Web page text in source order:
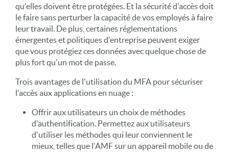
qu'elles doivent être protégées. Et la sécurité d'accès doit
le faire sans perturber la capacité de vos employés à faire
leur travail. De plus, certaines réglementations
émergentes et politiques d'entreprise peuvent exiger
que vous protégiez ces données avec quelque chose de
plus fort qu'un mot de passe.
Trois avantages de l'utilisation du MFA pour sécuriser
l'accès aux applications en nuage :
Offrir aux utilisateurs un choix de méthodes
d'authentification. Permettez aux utilisateurs
d'utiliser les méthodes qui leur conviennent le
mieux, telles que l'AMF sur un appareil mobile ou de